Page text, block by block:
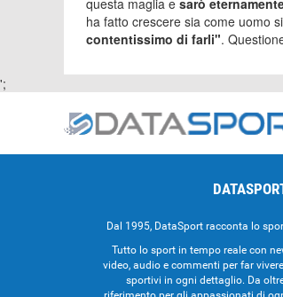
questa maglia e sarò
ha fatto crescere sia come uomo
contentissimo di farli".
';
Dal 1995, DataSport racconta lo
Tutto lo sport in tempo reale con
video, audio e commenti per far
sportivi in ogni dettaglio. Da